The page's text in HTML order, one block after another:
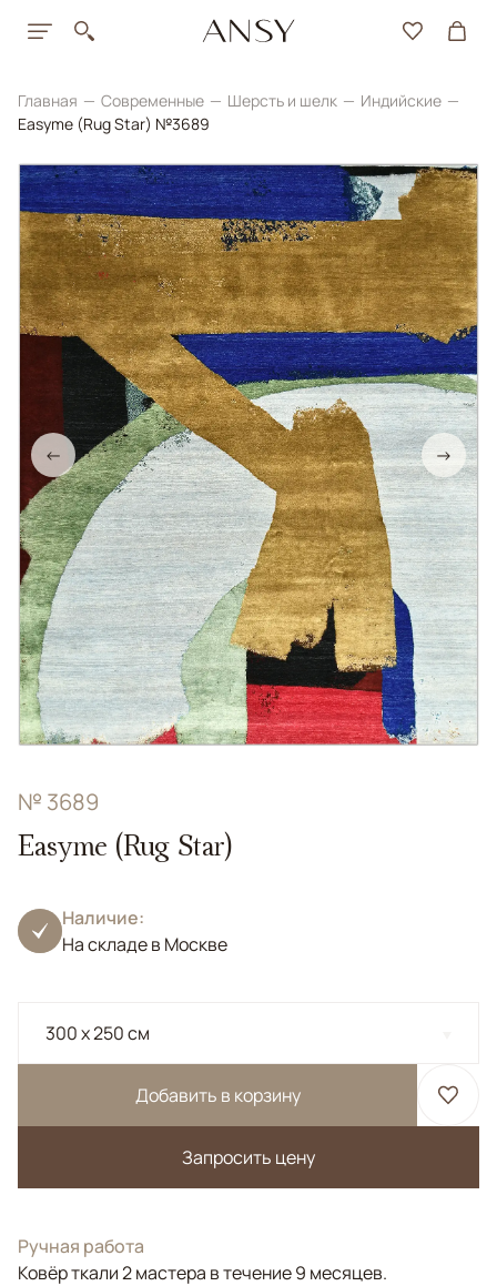
Главная Современные Шерсть и шелк
Индийские
Easyme (Rug Star) №3689
← →
№ 3689
Easyme (Rug Star)
Наличие:
На складе в Москве
300 x 250 см
Добавить в корзину
Запросить цену
Ручная работа
Ковёр ткали 2 мастера в течение 9 месяцев.